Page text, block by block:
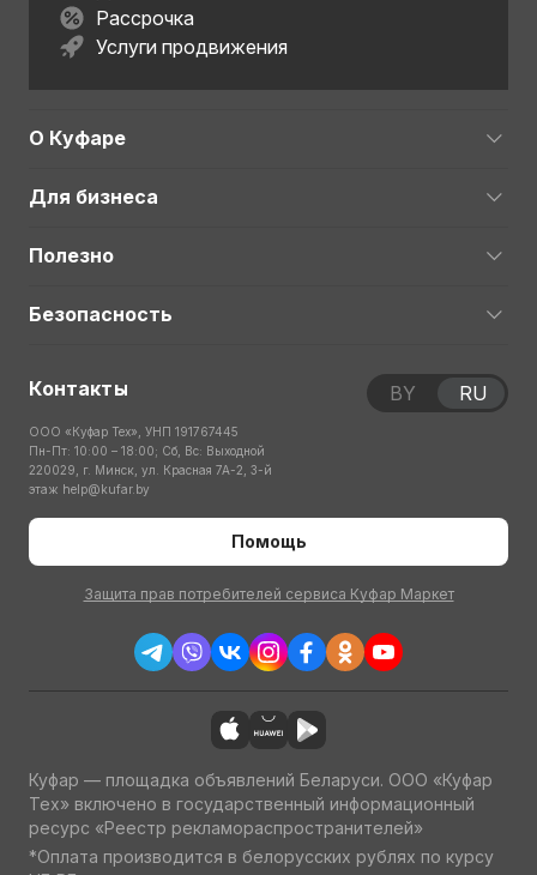
Рассрочка
Услуги продвижения
О Куфаре
Для бизнеса
Полезно
Безопасность
Контакты
ООО «Куфар Тех», УНП 191767445
Пн-Пт: 10:00 – 18:00; Сб, Вс: Выходной
220029, г. Минск, ул. Красная 7А-2, 3-й
этаж help@kufar.by
Помощь
Защита прав потребителей сервиса Куфар Маркет
BY RU
Куфар — площадка объявлений Беларуси. ООО «Куфар
Тех» включено в государственный информационный
ресурс «Реестр рекламораспространителей»
*Оплата производится в белорусских рублях по курсу